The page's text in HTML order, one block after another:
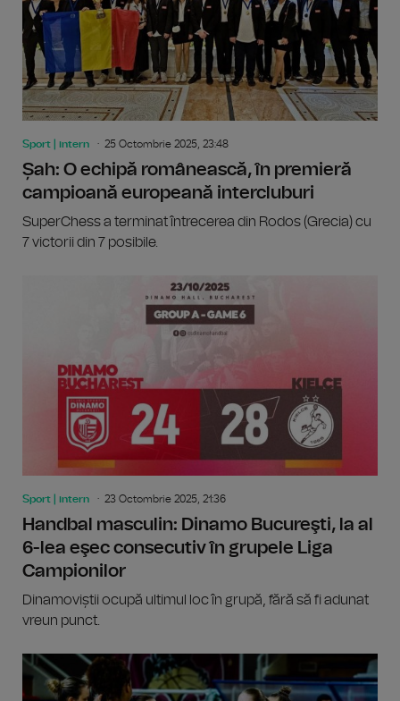
Sport | intern 25 Octombrie 2025, 23:48
Șah: O echipă românească, în premieră
campioană europeană intercluburi
SuperChess a terminat întrecerea din Rodos (Grecia) cu
7 victorii din 7 posibile.
Sport | intern 23 Octombrie 2025, 21:36
Handbal masculin: Dinamo Bucureşti, la al
6-lea eşec consecutiv în grupele Liga
Campionilor
Dinamoviștii ocupă ultimul loc în grupă, fără să fi adunat
vreun punct.